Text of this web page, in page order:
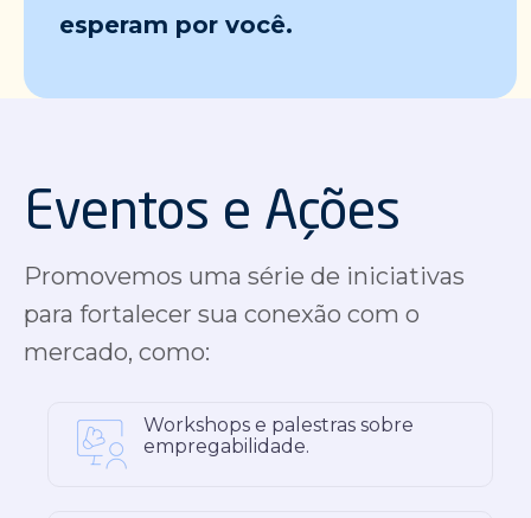
esperam por você.
Eventos e Ações
Promovemos uma série de iniciativas
para fortalecer sua conexão com o
mercado, como:
Workshops e palestras sobre
empregabilidade.